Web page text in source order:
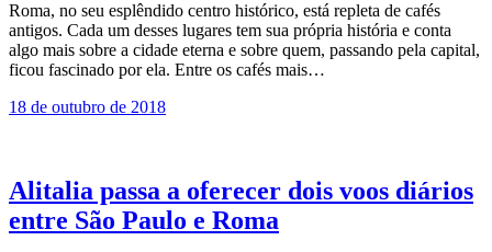
Roma, no seu esplêndido centro histórico, está repleta de cafés
antigos. Cada um desses lugares tem sua própria história e conta
algo mais sobre a cidade eterna e sobre quem, passando pela capital,
ficou fascinado por ela. Entre os cafés mais…
18 de outubro de 2018
Alitalia passa a oferecer dois voos diários
entre São Paulo e Roma